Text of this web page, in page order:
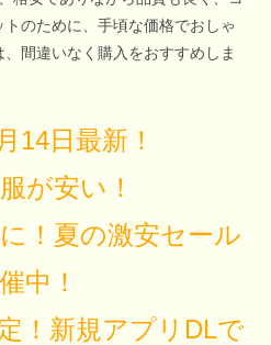
のために、手頃な価格でおしゃ
間違いなく購入をおすすめしま
14日最新！
が安い！
！夏の激安セール
中！
！新規アプリDLで